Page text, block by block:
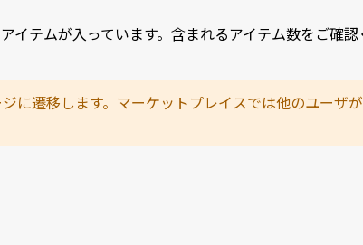
イテムが入っています。含まれるアイテム数をご確
に遷移します。マーケットプレイスでは他のユーザ